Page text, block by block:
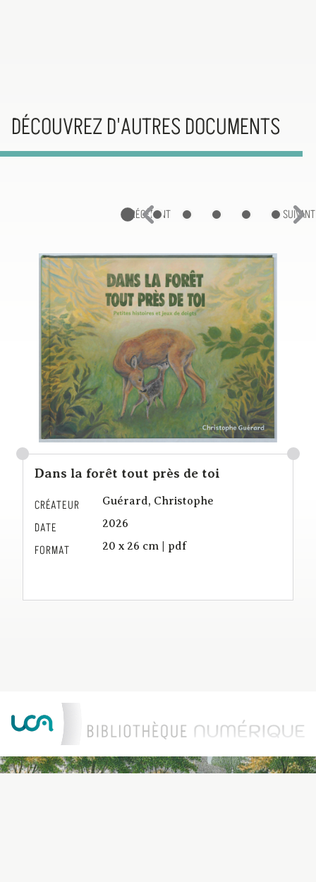
DÉCOUVREZ D'AUTRES DOCUMENTS
PRÉCÉDENT SUIVANT
Dans la forêt tout près de toi
CRÉATEUR Guérard, Christophe
DATE 2026
FORMAT 20 x 26 cm | pdf